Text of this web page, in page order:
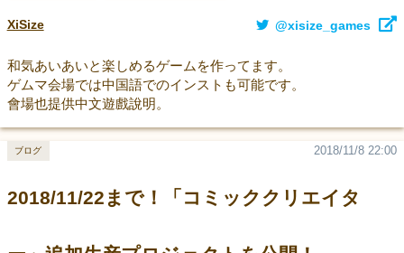
XiSize @xisize_games
和気あいあいと楽しめるゲームを作ってます。
ゲムマ会場では中国語でのインストも可能です。
會場也提供中文遊戲說明。
2018/11/22まで！「コミッククリエイタ
2018/11/8 22:00
ブログ